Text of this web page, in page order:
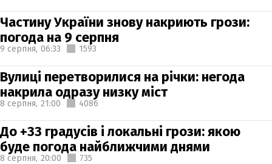
Частину України знову накриють грози:
погода на 9 серпня
9 серпня, 06:33 1593
Вулиці перетворилися на річки: негода
накрила одразу низку міст
8 серпня, 21:00 4086
До +33 градусів і локальні грози: якою
буде погода найближчими днями
8 серпня, 20:00 735